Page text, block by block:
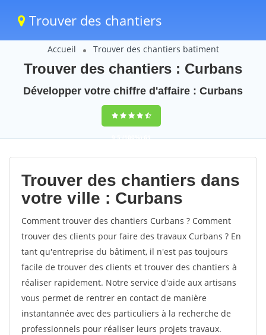
Trouver des chantiers
Accueil Trouver des chantiers batiment
Trouver des chantiers : Curbans
Développer votre chiffre d'affaire : Curbans
9,5(100%)61
votes
Trouver des chantiers dans
votre ville : Curbans
Comment trouver des chantiers Curbans ? Comment
trouver des clients pour faire des travaux Curbans ? En
tant qu'entreprise du bâtiment, il n'est pas toujours
facile de trouver des clients et trouver des chantiers à
réaliser rapidement. Notre service d'aide aux artisans
vous permet de rentrer en contact de manière
instantannée avec des particuliers à la recherche de
professionnels pour réaliser leurs projets travaux.